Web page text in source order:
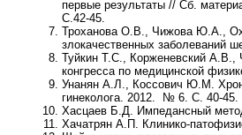
первые результаты // Сб.
С.42-45.
Троханова О.В., Чижова Ю.А.,
злокачественных заболеваний
Туйкин Т.С., Корженевский
конгресса по медицинской
Унанян А.Л., Коссович Ю.М.
гинеколога. 2012. № 6. С. 40-45.
Хасцаев Б.Д. Импедансный
Хачатрян А.П. Клинико-